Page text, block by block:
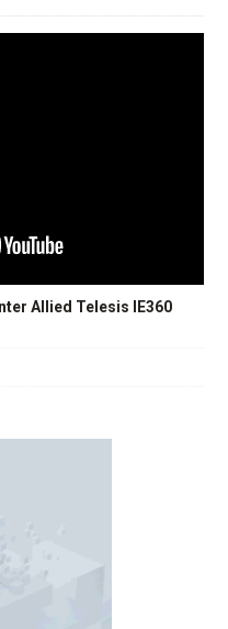
Allied Telesis IE360